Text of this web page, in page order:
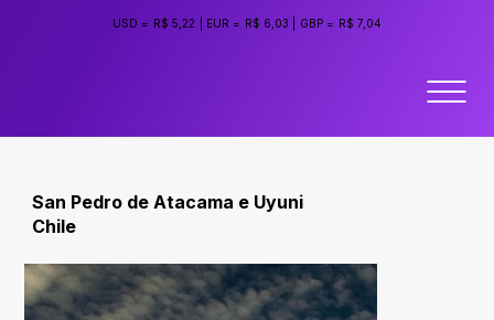
USD = R$ 5,22 EUR = R$ 6,03 GBP = R$ 7,04
San Pedro de Atacama e Uyuni
Chile